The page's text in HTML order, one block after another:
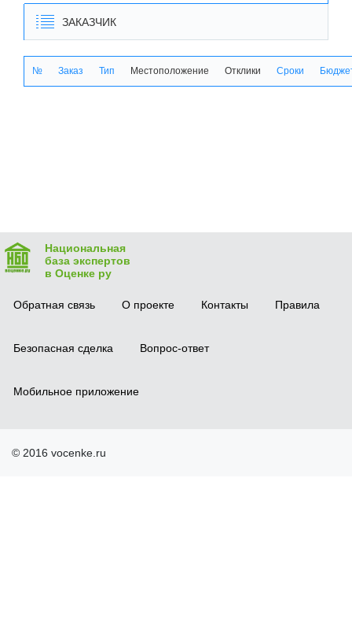
ЗАКАЗЧИК
№ Заказ Тип Местоположение Отклики Сроки
Национальная
база экспертов
в Оценке ру
Обратная связь О проекте Контакты Правила
Безопасная сделка Вопрос-ответ
Мобильное приложение
© 2016 vocenke.ru